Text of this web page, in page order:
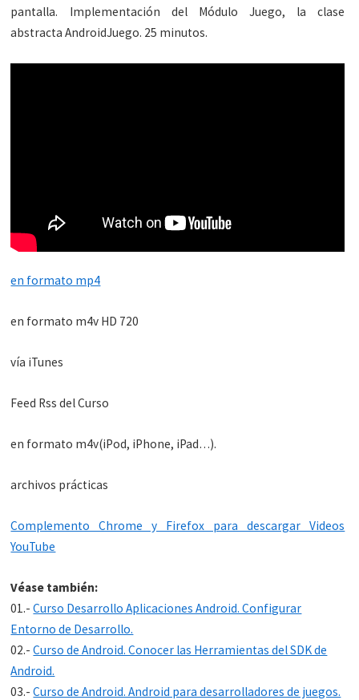
pantalla. Implementación del Módulo Juego, la clase
abstracta AndroidJuego. 25 minutos.
en formato mp4
en formato m4v HD 720
vía iTunes
Feed Rss del Curso
en formato m4v(iPod, iPhone, iPad…).
archivos prácticas
Complemento Chrome y Firefox para descargar Videos
YouTube
Véase también:
01.-Curso Desarrollo Aplicaciones Android. Configurar
Entorno de Desarrollo.
02.-Curso de Android. Conocer las Herramientas del SDK de
Android.
03.-Curso de Android. Android para desarrolladores de juegos.